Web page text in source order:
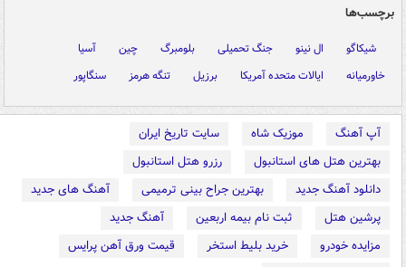
برچسب‌ها
شیکاگو ال نینو جنگ تحمیلی بلومبرگ چین
آسیا
خاورمیانه
ایالات متحده آمریکا برزیل تنگه هرمز سنگاپور
آپ آهنگ موزیک شاه
سایت تاریخ ایران
بهترین هتل های استانبول
رزرو هتل استانبول
دانلود آهنگ جدید
بهترین جراح بینی ترمیمی
آهنگ های جدید
پرشین هتل
ثبت نام بیمه اربعین
آهنگ جدید
مزایده خودرو
خرید بلیط استخر
قیمت ورق آهن پرایس